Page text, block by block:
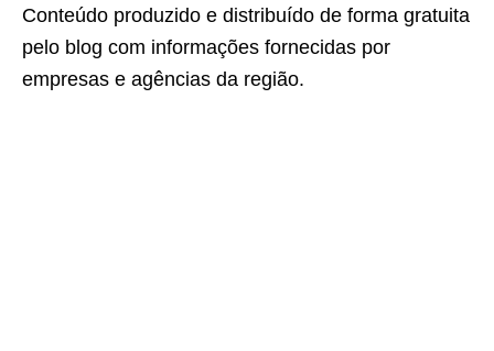
Conteúdo produzido e distribuído de forma gratuita
pelo blog com informações fornecidas por
empresas e agências da região.